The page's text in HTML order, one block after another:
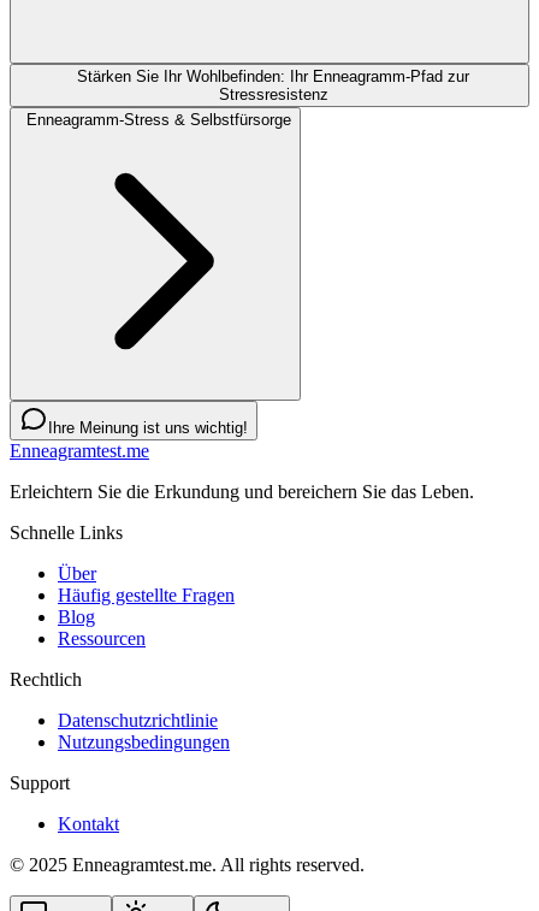
Stärken Sie Ihr Wohlbefinden: Ihr Enneagramm-Pfad zur
Stressresistenz
Enneagramm-Stress & Selbstfürsorge
Ihre Meinung ist uns wichtig!
Enneagramtest.me
Erleichtern Sie die Erkundung und bereichern Sie das Leben.
Schnelle Links
Über
Häufig gestellte Fragen
Blog
Ressourcen
Rechtlich
Datenschutzrichtlinie
Nutzungsbedingungen
Support
Kontakt
© 2025 Enneagramtest.me. All rights reserved.